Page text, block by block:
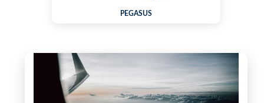
PEGASUS